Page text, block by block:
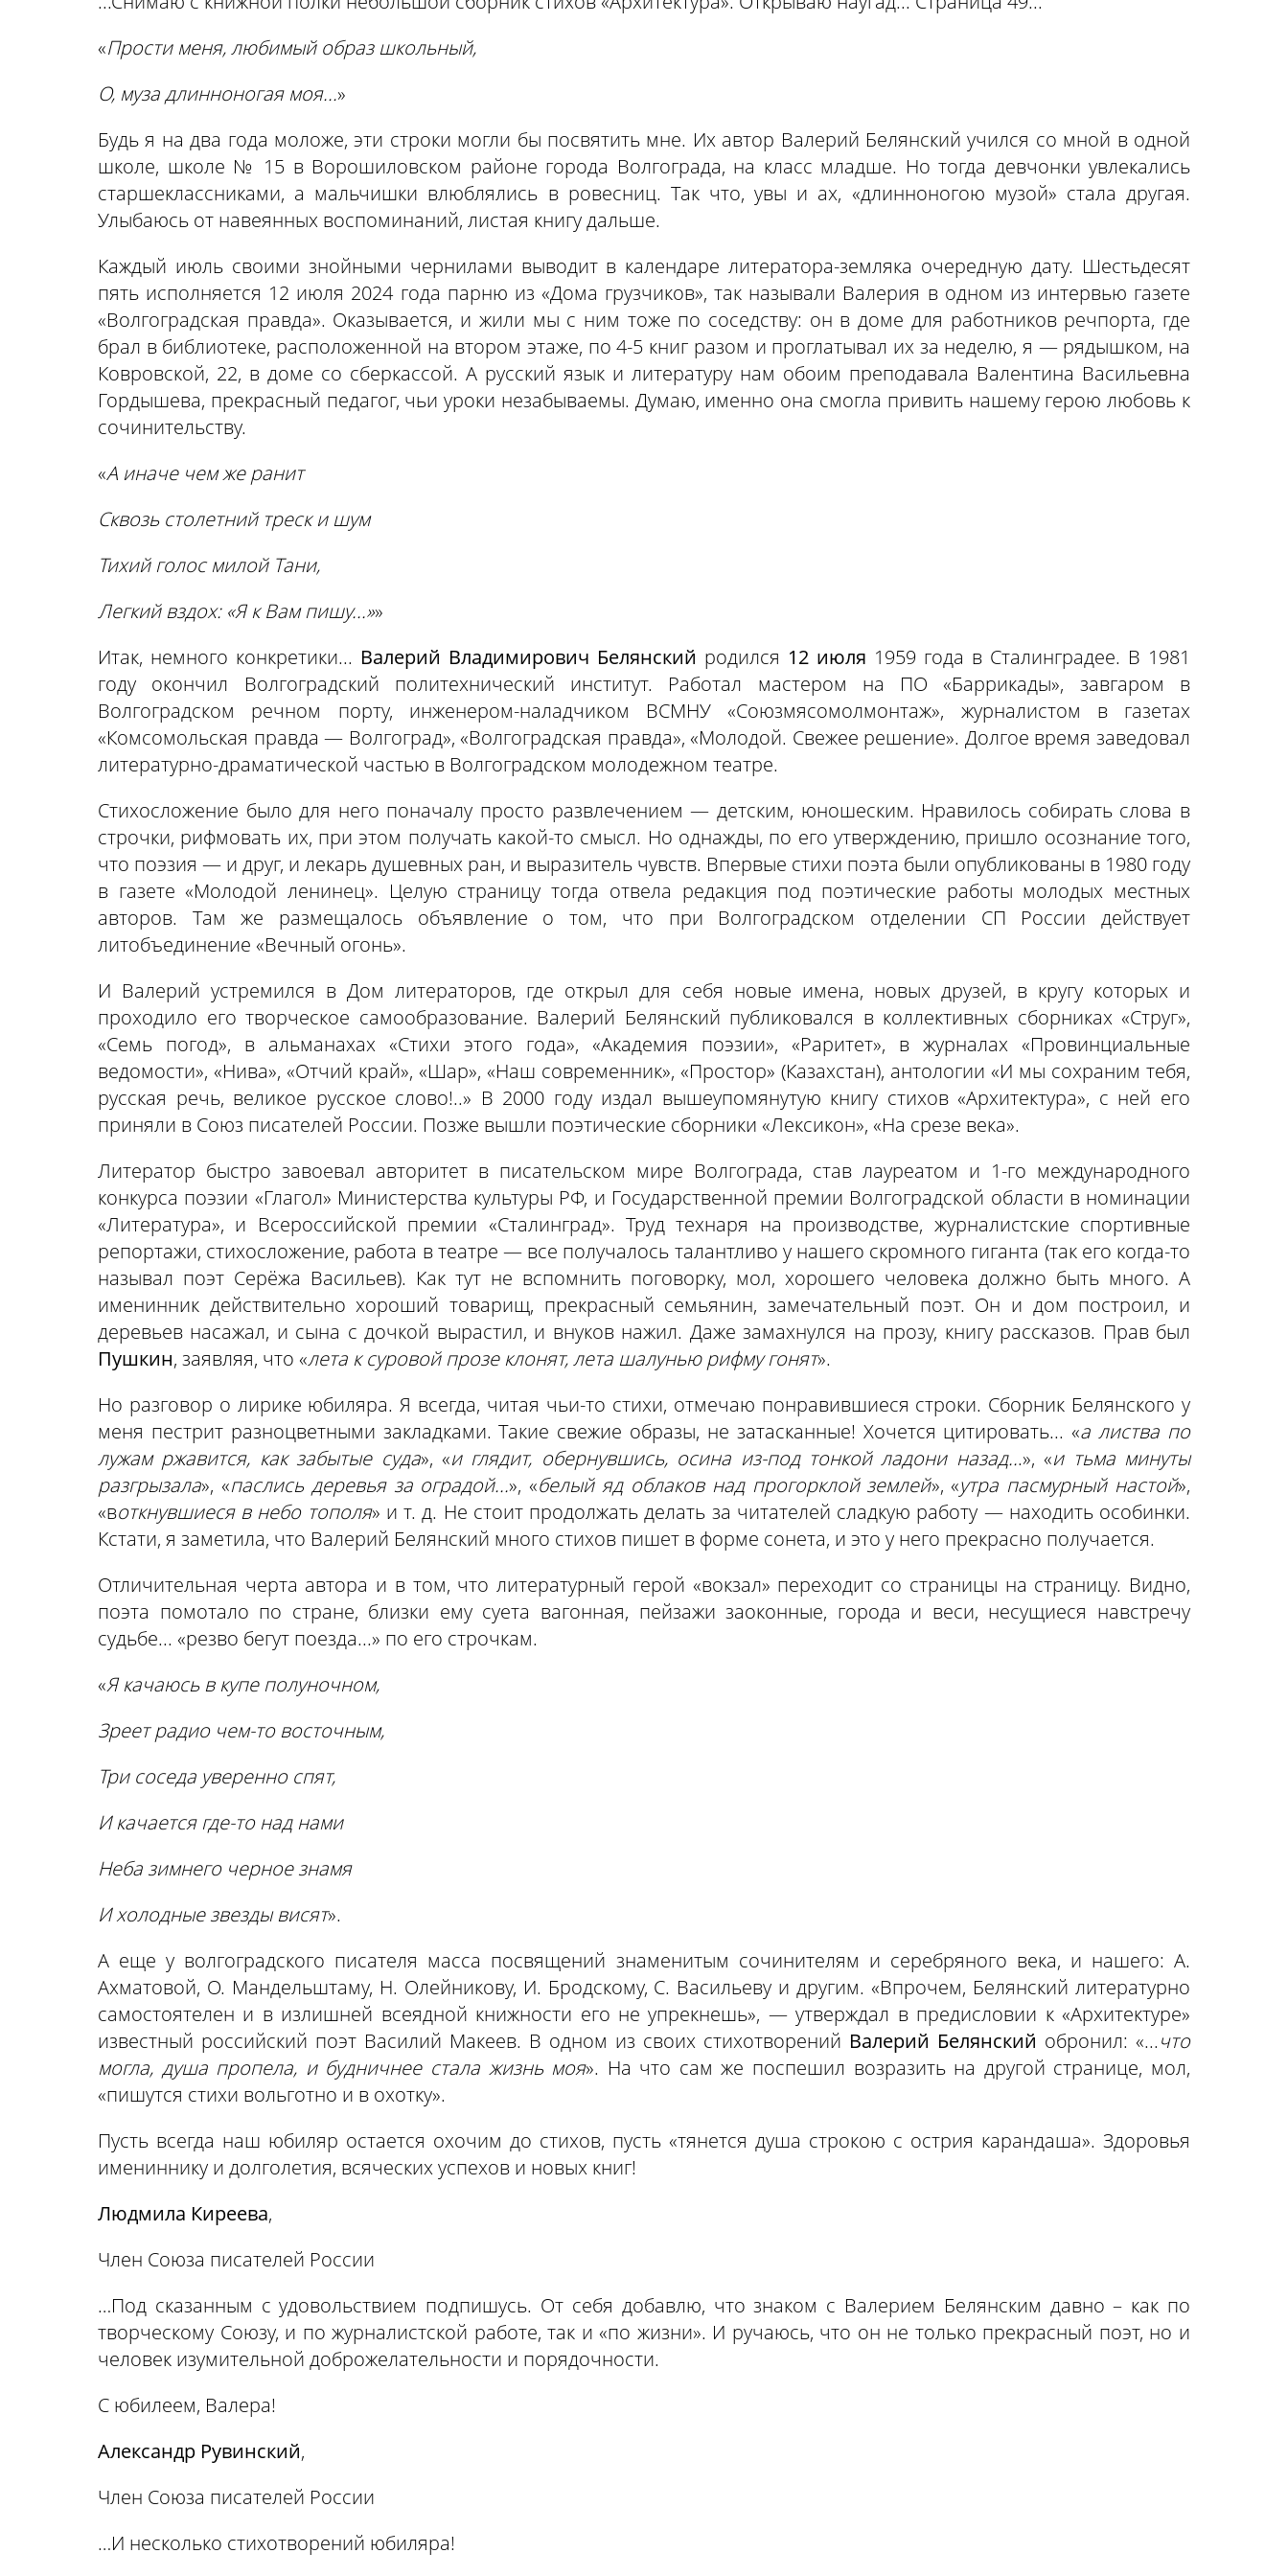
«Прости меня, любимый образ школьный,
О, муза длинноногая моя...»
Будь я на два года моложе, эти строки могли бы посвятить мне. Их автор Валерий Белянский учился со мной в одной
школе, школе № 15 в Ворошиловском районе города Волгограда, на класс младше. Но тогда девчонки увлекались
старшеклассниками, а мальчишки влюблялись в ровесниц. Так что, увы и ах, «длинноногою музой» стала другая.
Улыбаюсь от навеянных воспоминаний, листая книгу дальше.
Каждый июль своими знойными чернилами выводит в календаре литератора-земляка очередную дату. Шестьдесят
пять исполняется 12 июля 2024 года парню из «Дома грузчиков», так называли Валерия в одном из интервью газете
«Волгоградская правда». Оказывается, и жили мы с ним тоже по соседству: он в доме для работников речпорта, где
брал в библиотеке, расположенной на втором этаже, по 4-5 книг разом и проглатывал их за неделю, я — рядышком, на
Ковровской, 22, в доме со сберкассой. А русский язык и литературу нам обоим преподавала Валентина Васильевна
Гордышева, прекрасный педагог, чьи уроки незабываемы. Думаю, именно она смогла привить нашему герою любовь к
сочинительству.
«А иначе чем же ранит
Сквозь столетний треск и шум
Тихий голос милой Тани,
Легкий вздох: «Я к Вам пишу...»»
Итак, немного конкретики... Валерий Владимирович Белянский родился 12 июля 1959 года в Сталинградее. В 1981
году окончил Волгоградский политехнический институт. Работал мастером на ПО «Баррикады», завгаром в
Волгоградском речном порту, инженером-наладчиком ВСМНУ «Союзмясомолмонтаж», журналистом в газетах
«Комсомольская правда — Волгоград», «Волгоградская правда», «Молодой. Свежее решение». Долгое время заведовал
литературно-драматической частью в Волгоградском молодежном театре.
Стихосложение было для него поначалу просто развлечением — детским, юношеским. Нравилось собирать слова в
строчки, рифмовать их, при этом получать какой-то смысл. Но однажды, по его утверждению, пришло осознание того,
что поэзия — и друг, и лекарь душевных ран, и выразитель чувств. Впервые стихи поэта были опубликованы в 1980 году
в газете «Молодой ленинец». Целую страницу тогда отвела редакция под поэтические работы молодых местных
авторов. Там же размещалось объявление о том, что при Волгоградском отделении СП России действует
литобъединение «Вечный огонь».
И Валерий устремился в Дом литераторов, где открыл для себя новые имена, новых друзей, в кругу которых и
проходило его творческое самообразование. Валерий Белянский публиковался в коллективных сборниках «Струг»,
«Семь погод», в альманахах «Стихи этого года», «Академия поэзии», «Раритет», в журналах «Провинциальные
ведомости», «Нива», «Отчий край», «Шар», «Наш современник», «Простор» (Казахстан), антологии «И мы сохраним тебя,
русская речь, великое русское слово!..» В 2000 году издал вышеупомянутую книгу стихов «Архитектура», с ней его
приняли в Союз писателей России. Позже вышли поэтические сборники «Лексикон», «На срезе века».
Литератор быстро завоевал авторитет в писательском мире Волгограда, став лауреатом и 1-го международного
конкурса поэзии «Глагол» Министерства культуры РФ, и Государственной премии Волгоградской области в номинации
«Литература», и Всероссийской премии «Сталинград». Труд технаря на производстве, журналистские спортивные
репортажи, стихосложение, работа в театре — все получалось талантливо у нашего скромного гиганта (так его когда-то
называл поэт Серёжа Васильев). Как тут не вспомнить поговорку, мол, хорошего человека должно быть много. А
именинник действительно хороший товарищ, прекрасный семьянин, замечательный поэт. Он и дом построил, и
деревьев насажал, и сына с дочкой вырастил, и внуков нажил. Даже замахнулся на прозу, книгу рассказов. Прав был
Пушкин, заявляя, что «лета к суровой прозе клонят, лета шалунью рифму гонят».
Но разговор о лирике юбиляра. Я всегда, читая чьи-то стихи, отмечаю понравившиеся строки. Сборник Белянского у
меня пестрит разноцветными закладками. Такие свежие образы, не затасканные! Хочется цитировать... «а листва по
лужам ржавится, как забытые суда», «и глядит, обернувшись, осина из-под тонкой ладони назад...», «и тьма минуты
разгрызала», «паслись деревья за оградой...», «белый яд облаков над прогорклой землей», «утра пасмурный настой»,
«воткнувшиеся в небо тополя» и т. д. Не стоит продолжать делать за читателей сладкую работу — находить особинки.
Кстати, я заметила, что Валерий Белянский много стихов пишет в форме сонета, и это у него прекрасно получается.
Отличительная черта автора и в том, что литературный герой «вокзал» переходит со страницы на страницу. Видно,
поэта помотало по стране, близки ему суета вагонная, пейзажи заоконные, города и веси, несущиеся навстречу
судьбе... «резво бегут поезда...» по его строчкам.
«Я качаюсь в купе полуночном,
Зреет радио чем-то восточным,
Три соседа уверенно спят,
И качается где-то над нами
Неба зимнего черное знамя
И холодные звезды висят».
А еще у волгоградского писателя масса посвящений знаменитым сочинителям и серебряного века, и нашего: А.
Ахматовой, О. Мандельштаму, Н. Олейникову, И. Бродскому, С. Васильеву и другим. «Впрочем, Белянский литературно
самостоятелен и в излишней всеядной книжности его не упрекнешь», — утверждал в предисловии к «Архитектуре»
известный российский поэт Василий Макеев. В одном из своих стихотворений Валерий Белянский обронил: «...что
могла, душа пропела, и будничнее стала жизнь моя». На что сам же поспешил возразить на другой странице, мол,
«пишутся стихи вольготно и в охотку».
Пусть всегда наш юбиляр остается охочим до стихов, пусть «тянется душа строкою с острия карандаша». Здоровья
имениннику и долголетия, всяческих успехов и новых книг!
Людмила Киреева,
Член Союза писателей России
…Под сказанным с удовольствием подпишусь. От себя добавлю, что знаком с Валерием Белянским давно – как по
творческому Союзу, и по журналистской работе, так и «по жизни». И ручаюсь, что он не только прекрасный поэт, но и
человек изумительной доброжелательности и порядочности.
С юбилеем, Валера!
Александр Рувинский,
Член Союза писателей России
…И несколько стихотворений юбиляра!